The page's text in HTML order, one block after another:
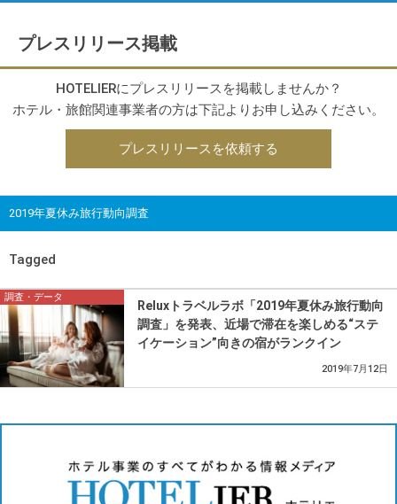
プレスリリース掲載
HOTELIERにプレスリリースを掲載しませんか？
ホテル・旅館関連事業者の方は下記よりお申し込みください。
プレスリリースを依頼する
2019年夏休み旅行動向調査
Tagged
調査・データ
Reluxトラベルラボ「2019年夏休み旅行動向
調査」を発表、近場で滞在を楽しめる“ステ
イケーション”向きの宿がランクイン
2019年7月12日